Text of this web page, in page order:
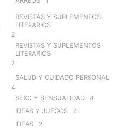
REVISTAS Y SUPLEMENTOS
LITERARIOS
2
REVISTAS Y SUPLEMENTOS
LITERARIOS
2
SALUD Y CUIDADO PERSONAL
4
SEXO Y SENSUALIDAD 4
IDEAS Y JUEGOS 4
IDEAS 2